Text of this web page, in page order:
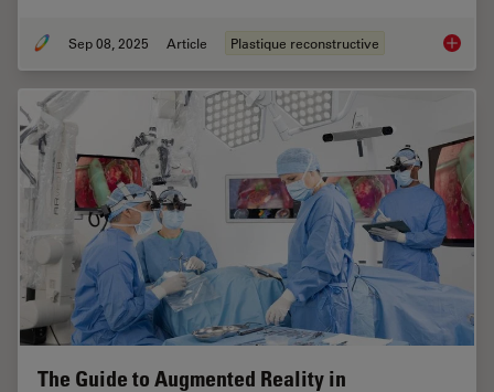
Sep 08, 2025 Article Plastique reconstructive A
The Guide to Augmented Reality in